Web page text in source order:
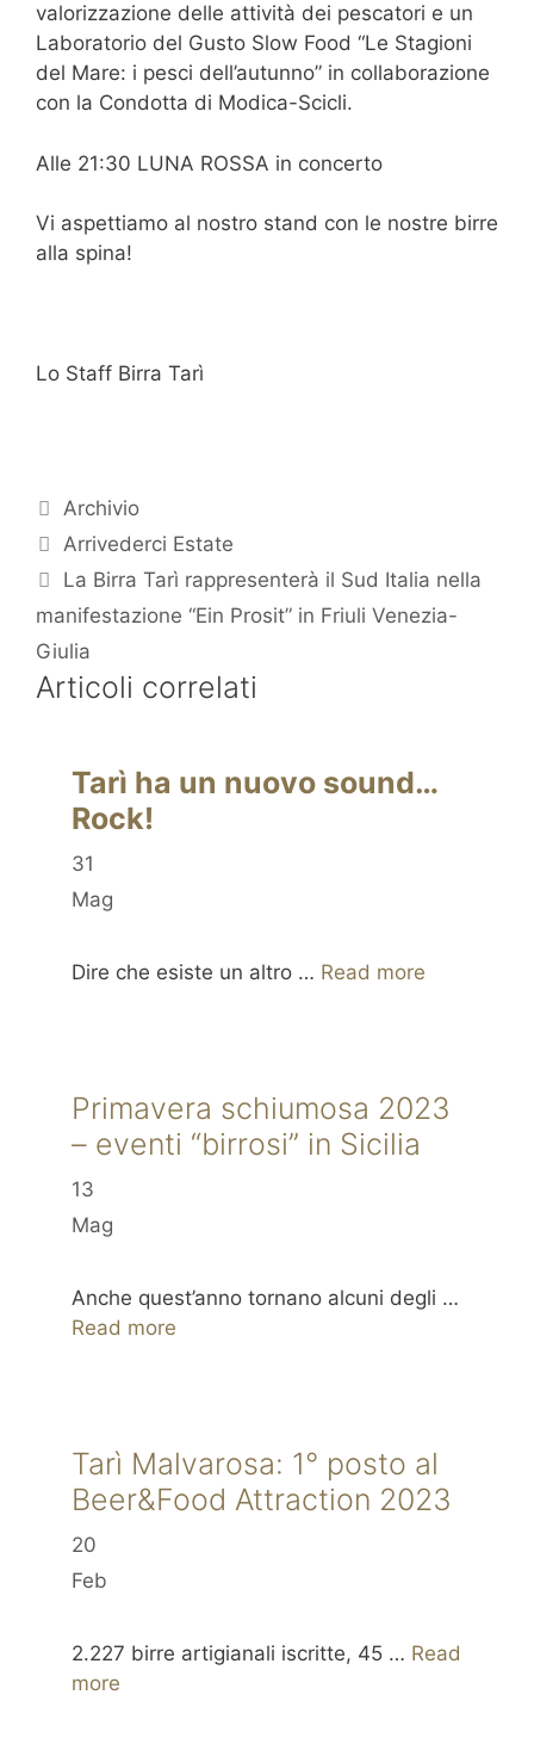
valorizzazione delle attività dei pescatori e un
Laboratorio del Gusto Slow Food “Le Stagioni
del Mare: i pesci dell’autunno” in collaborazione
con la Condotta di Modica-Scicli.
Alle 21:30 LUNA ROSSA in concerto
Vi aspettiamo al nostro stand con le nostre birre
alla spina!
Lo Staff Birra Tarì
Categorie
Archivio
Arrivederci Estate
La Birra Tarì rappresenterà il Sud Italia nella
manifestazione “Ein Prosit” in Friuli Venezia-
Giulia
Articoli correlati
Tarì ha un nuovo sound…
Rock!
31
Mag
Dire che esiste un altro … Read more
Primavera schiumosa 2023
– eventi “birrosi” in Sicilia
13
Mag
Anche quest’anno tornano alcuni degli …
Read more
Tarì Malvarosa: 1° posto al
Beer&Food Attraction 2023
20
Feb
2.227 birre artigianali iscritte, 45 … Read
more